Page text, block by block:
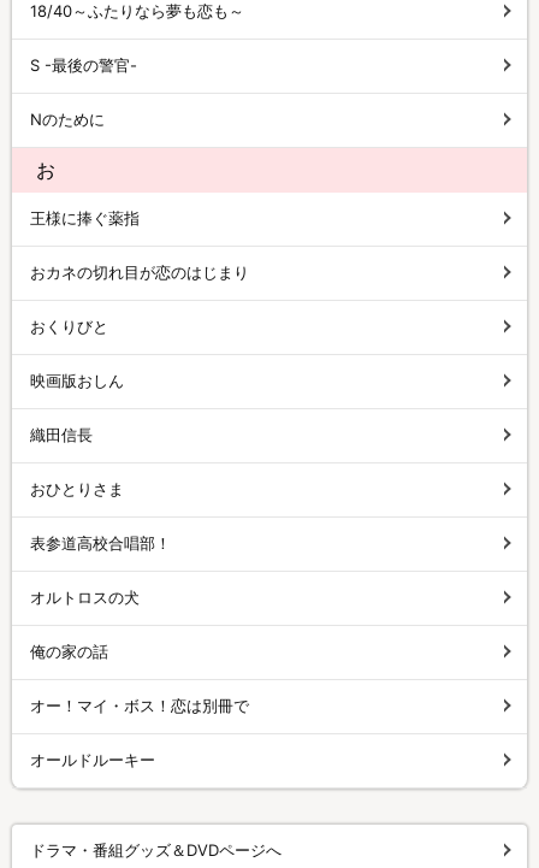
18/40～ふたりなら夢も恋も～
S -最後の警官-
Nのために
お
王様に捧ぐ薬指
おカネの切れ目が恋のはじまり
おくりびと
映画版おしん
織田信長
おひとりさま
表参道高校合唱部！
オルトロスの犬
俺の家の話
オー！マイ・ボス！恋は別冊で
オールドルーキー
ドラマ・番組グッズ＆DVDページへ